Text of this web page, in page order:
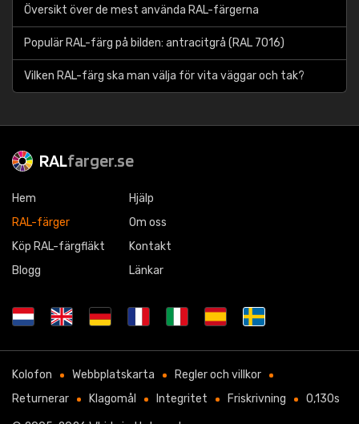
Översikt över de mest använda RAL-färgerna
Populär RAL-färg på bilden: antracitgrå (RAL 7016)
Vilken RAL-färg ska man välja för vita väggar och tak?
RALfarger.se
Hem
RAL-färger
Köp RAL-färgfläkt
Blogg
Hjälp
Om oss
Kontakt
Länkar
Kolofon Webbplatskarta
Regler och villkor
Returnerar
Klagomål Integritet Friskrivning 0,130s